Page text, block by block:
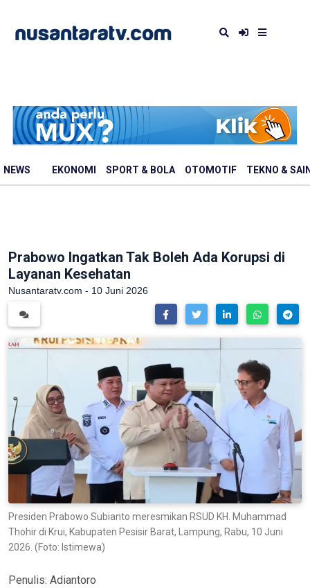
NEWS EKONOMI SPORT & BOLA OTOMOTIF TEKNO &
Prabowo Ingatkan Tak Boleh Ada Korupsi di
Layanan Kesehatan
Nusantaratv.com - 10 Juni 2026
Presiden Prabowo Subianto meresmikan RSUD KH. Muhammad
Thohir di Krui, Kabupaten Pesisir Barat, Lampung, Rabu, 10 Juni
2026. (Foto: Istimewa)
Penulis: Adiantoro